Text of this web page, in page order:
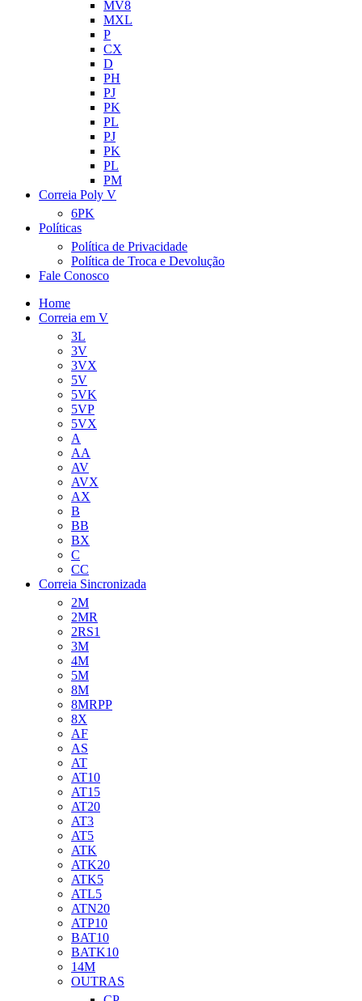
MV8
MXL
P
CX
D
PH
PJ
PK
PL
PJ
PK
PL
PM
Correia Poly V
6PK
Políticas
Política de Privacidade
Política de Troca e Devolução
Fale Conosco
Home
Correia em V
3L
3V
3VX
5V
5VK
5VP
5VX
A
AA
AV
AVX
AX
B
BB
BX
C
CC
Correia Sincronizada
2M
2MR
2RS1
3M
4M
5M
8M
8MRPP
8X
AF
AS
AT
AT10
AT15
AT20
AT3
AT5
ATK
ATK20
ATK5
ATL5
ATN20
ATP10
BAT10
BATK10
14M
OUTRAS